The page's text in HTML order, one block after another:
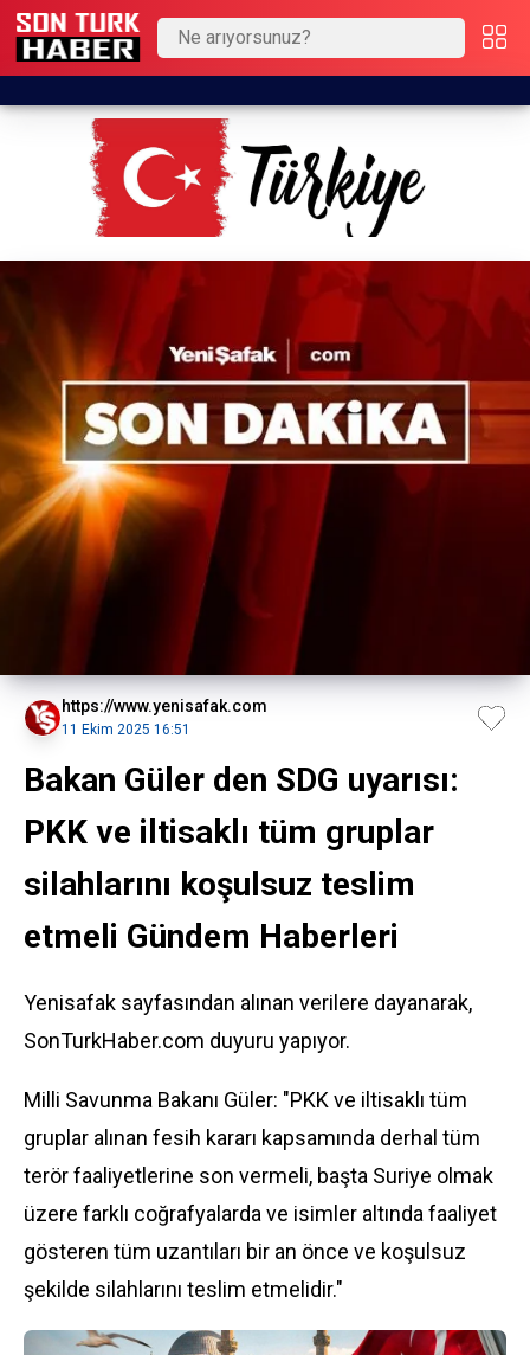
https://www.yenisafak.com
11 Ekim 2025 16:51
Bakan Güler den SDG uyarısı:
PKK ve iltisaklı tüm gruplar
silahlarını koşulsuz teslim
etmeli Gündem Haberleri
Yenisafak sayfasından alınan verilere dayanarak,
SonTurkHaber.com duyuru yapıyor.
Milli Savunma Bakanı Güler: "PKK ve iltisaklı tüm
gruplar alınan fesih kararı kapsamında derhal tüm
terör faaliyetlerine son vermeli, başta Suriye olmak
üzere farklı coğrafyalarda ve isimler altında faaliyet
gösteren tüm uzantıları bir an önce ve koşulsuz
şekilde silahlarını teslim etmelidir."